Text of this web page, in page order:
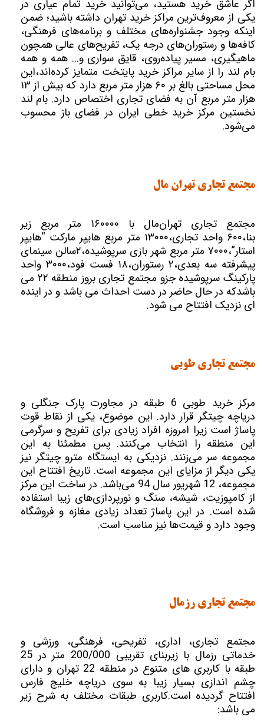
اگر عاشق خرید هستید، می‌توانید خرید تمام عیاری در
یکی از معروف‌ترین مراکز خرید تهران داشته باشید؛ ضمن
اینکه وجود جشنواره‌های مختلف و برنامه‌های فرهنگی،
کافه‌ها و رستوران‌های درجه یک، تفریح‌های عالی همچون
ماهیگیری، مسیر پیاده‌روی، قایق سواری و... همه و همه
بام لند را از سایر مراکز خرید پایتخت متمایز کرده‌اند،این
محل مساحتی بالغ بر ۶۰ هزار متر مربع دارد که بیش از ۱۳
هزار متر مربع آن به فضای تجاری اختصاص دارد. بام لند
نخستین مرکز خرید خطی ایران در فضای باز محسوب
می‌شود.
مجتمع تجاری تهران مال
مجتمع تجاری تهران‌مال با ۱۶۰۰۰۰ متر مربع زیر
بنا،۶۰۰ واحد تجاری،۱۳۰۰۰ متر مربع هایپر مارکت “هایپر
استار”،۷۰۰۰ متر مربع شهر بازی سرپوشیده،۲سالن سینمای
پیشرفته سه بعدی،۲ رستوران،۱۸ فست فود،۳۰۰۰ واحد
پارکینگ سرپوشیده جزو مجتمع تجاری بروز منطقه ۲۲ می
باشد‌که در حال حاضر در دست احداث می باشد و در اینده
ای نزدیک افتتاح می شود.
مجتمع تجاری طوبی
مرکز خرید طوبی 6 طبقه در مجاورت پارک جنگلی و
دریاچه چیتگر قرار دارد. این موضوع، یکی از نقاط قوت
پاساژ است زیرا امروزه افراد زیادی برای تفریح و سرگرمی
این منطقه را انتخاب می‌کنند. پس مطمئنا به این
مجموعه سر می‌زنند. نزدیکی به ایستگاه مترو چیتگر نیز
یکی دیگر از مزایای این مجموعه است. تاریخ افتتاح این
مجموعه، 12 شهریور سال 94 می‌باشد. در ساخت این مرکز
از کامپوزیت، شیشه، سنگ و نورپردازی‌های زیبا استفاده
شده است. در این پاساژ تعداد زیادی مغازه و فروشگاه
وجود دارد و قیمت‌ها نیز مناسب است.
مجتمع تجاری رزمال
مجتمع تجاری، اداری، تفریحی، فرهنگی، ورزشی و
خدماتی رزمال با زیربنای تقریبی 200/000 متر در 25
طبقه با کاربری های متنوع در منطقه 22 تهران و دارای
چشم اندازی بسیار زیبا به سوی دریاچه خلیج فارس
افتتاح گردیده است.کاربری طبقات مختلف به شرح زیر
می باشد: